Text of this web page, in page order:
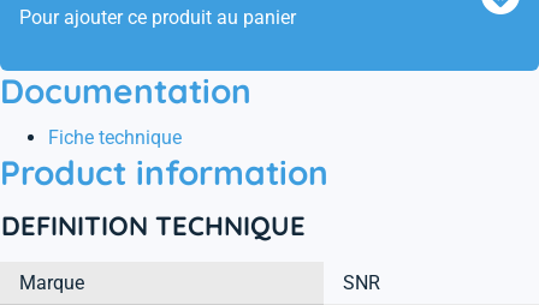
Pour ajouter ce produit au panier
Documentation
Fiche technique
Product information
DEFINITION TECHNIQUE
Marque
SNR